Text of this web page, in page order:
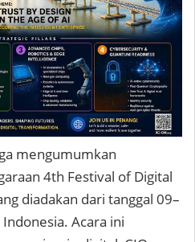
mengumumkan
4th Festival of Digital
diadakan dari tanggal 09–
Indonesia. Acara ini